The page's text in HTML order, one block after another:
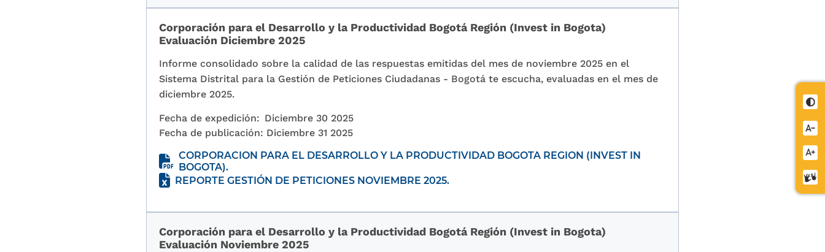
de
Corporación para el Desarrollo y la Productividad Bogotá Región (Invest in Bogota)
Evaluación Diciembre 2025
Informe consolidado sobre la calidad de las respuestas emitidas del mes de noviembre 2025 en el
Sistema Distrital para la Gestión de Peticiones Ciudadanas - Bogotá te escucha, evaluadas en el mes de
diciembre 2025.
Fecha de expedición: Diciembre 30 2025
Fecha de publicación: Diciembre 31 2025
CORPORACION PARA EL DESARROLLO Y LA PRODUCTIVIDAD BOGOTA REGION (INVEST IN
BOGOTA).
REPORTE GESTIÓN DE PETICIONES NOVIEMBRE 2025.
Corporación para el Desarrollo y la Productividad Bogotá Región (Invest in Bogota)
Evaluación Noviembre 2025